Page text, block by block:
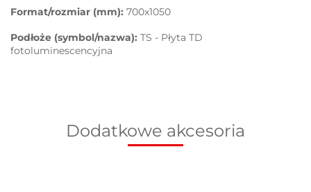
Format/rozmiar (mm): 700x1050
Podłoże (symbol/nazwa): TS - Płyta TD
fotoluminescencyjna
Dodatkowe akcesoria